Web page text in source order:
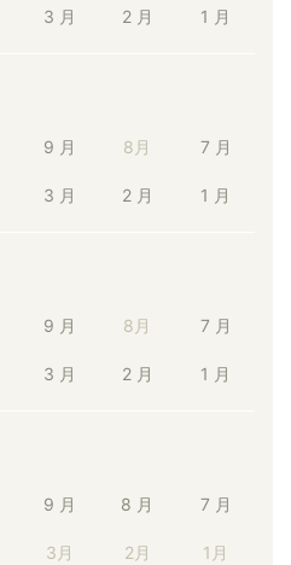
3 月 2 月 1 月
9 月 8月 7 月
3 月 2 月 1 月
9 月 8月 7 月
3 月 2 月 1 月
9 月 8 月 7 月
3月 2月 1月